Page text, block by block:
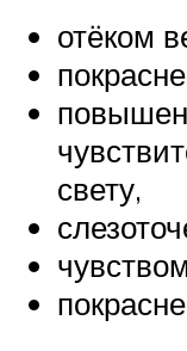
отёком
свету,